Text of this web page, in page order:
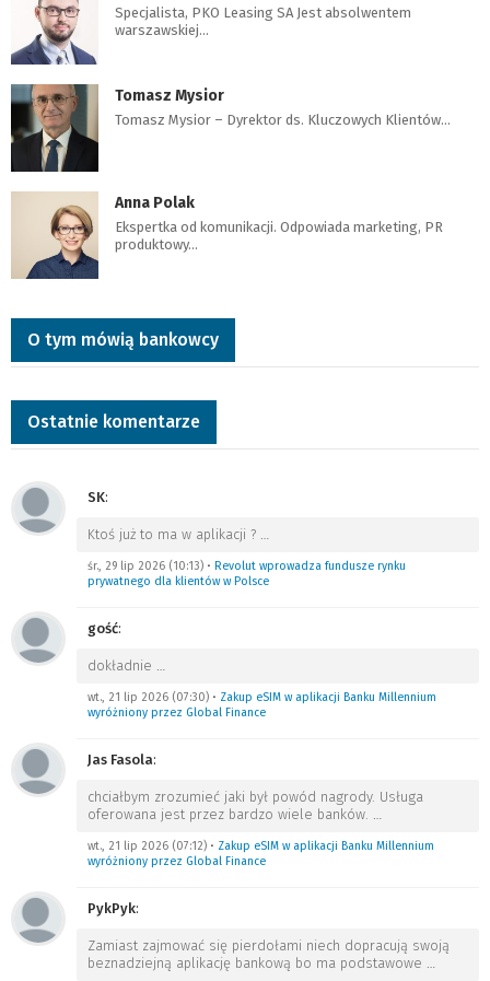
Specjalista, PKO Leasing SA Jest absolwentem
warszawskiej…
Tomasz Mysior
Tomasz Mysior – Dyrektor ds. Kluczowych Klientów…
Anna Polak
Ekspertka od komunikacji. Odpowiada marketing, PR
produktowy…
O tym mówią bankowcy
Ostatnie komentarze
SK:
Ktoś już to ma w aplikacji ? …
śr., 29 lip 2026 (10:13) • Revolut wprowadza fundusze rynku
prywatnego dla klientów w Polsce
gość:
dokładnie …
wt., 21 lip 2026 (07:30) • Zakup eSIM w aplikacji Banku Millennium
wyróżniony przez Global Finance
Jas Fasola:
chciałbym zrozumieć jaki był powód nagrody. Usługa
oferowana jest przez bardzo wiele banków. …
wt., 21 lip 2026 (07:12) • Zakup eSIM w aplikacji Banku Millennium
wyróżniony przez Global Finance
PykPyk:
Zamiast zajmować się pierdołami niech dopracują swoją
beznadziejną aplikację bankową bo ma podstawowe …